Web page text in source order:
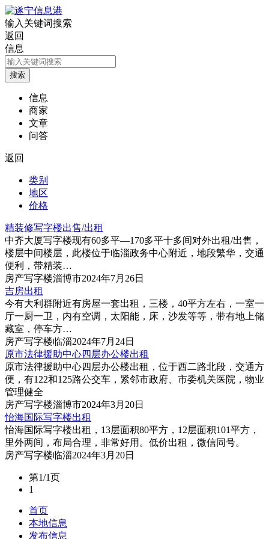
输入关键词搜索
返回
信息
信息
商家
文章
问答
返回
类别
地区
价格
精装修写字楼出售/出租
中齐大厦写字楼现有60多平—170多平十多间对外出租/出售，
楼层中间楼层，此楼位于临淄政务中心附近，地段繁华，交通
便利，带精装…
房产写字楼淄博市2024年7月26日
吉房出租
今有大利群附近有房屋一套出租，三楼，40平方左右，一室一
厅一厨一卫，内有空调，太阳能，床，沙发等等，带有地上储
藏室，停车方…
房产写字楼临淄2024年7月24日
原市法律援助中心四层办公楼出租
原市法律援助中心四层办公楼出租，位于西二路北段，交通方
便，有122和125路公交车，紧邻市政府、市委机关医院，物业
管理健全
房产写字楼淄博市2024年3月20日
怡海国际写字楼出租
怡海国际写字楼出租，13层面积80平方，12层面积101平方，
里外两间，布局合理，非常好用。低价出租，微信同号。
房产写字楼临淄2024年3月20日
第1/1页
1
首页
本地信息
发布信息